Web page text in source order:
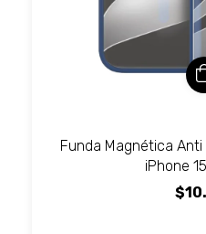
Funda Magnética Anti
iPhone